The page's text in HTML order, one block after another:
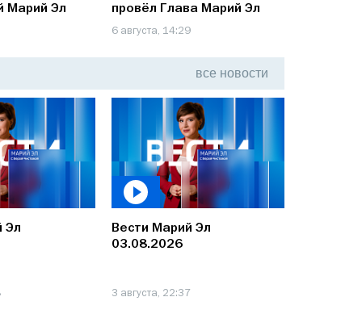
Марий Эл
провёл Глава Марий Эл
Юрий Зайцев
6 августа, 14:29
все новости
Эл
Вести Марий Эл
03.08.2026
3 августа, 22:37